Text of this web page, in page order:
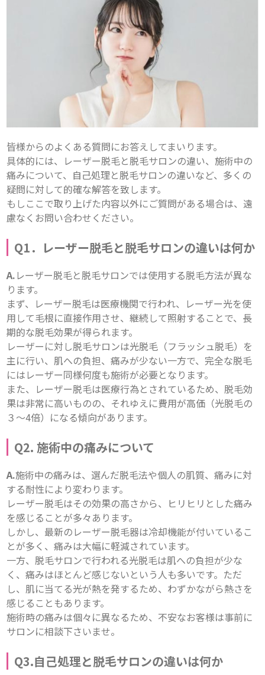
皆様からのよくある質問にお答えしてまいります。
具体的には、レーザー脱毛と脱毛サロンの違い、施術中の
痛みについて、自己処理と脱毛サロンの違いなど、多くの
疑問に対して的確な解答を致します。
もしここで取り上げた内容以外にご質問がある場合は、遠
慮なくお問い合わせください。
Q1．レーザー脱毛と脱毛サロンの違いは何か
A.レーザー脱毛と脱毛サロンでは使用する脱毛方法が異な
ります。
まず、レーザー脱毛は医療機関で行われ、レーザー光を使
用して毛根に直接作用させ、継続して照射することで、長
期的な脱毛効果が得られます。
レーザーに対し脱毛サロンは光脱毛（フラッシュ脱毛）を
主に行い、肌への負担、痛みが少ない一方で、完全な脱毛
にはレーザー同様何度も施術が必要となります。
また、レーザー脱毛は医療行為とされているため、脱毛効
果は非常に高いものの、それゆえに費用が高価（光脱毛の
Q2. 施術中の痛みについて
A.施術中の痛みは、選んだ脱毛法や個人の肌質、痛みに対
する耐性により変わります。
レーザー脱毛はその効果の高さから、ヒリヒリとした痛み
を感じることが多々あります。
しかし、最新のレーザー脱毛器は冷却機能が付いているこ
とが多く、痛みは大幅に軽減されています。
一方、脱毛サロンで行われる光脱毛は肌への負担が少な
く、痛みはほとんど感じないという人も多いです。ただ
し、肌に当てる光が熱を発するため、わずかながら熱さを
感じることもあります。
施術時の痛みは個々に異なるため、不安なお客様は事前に
サロンに相談下さいませ。
Q3.自己処理と脱毛サロンの違いは何か